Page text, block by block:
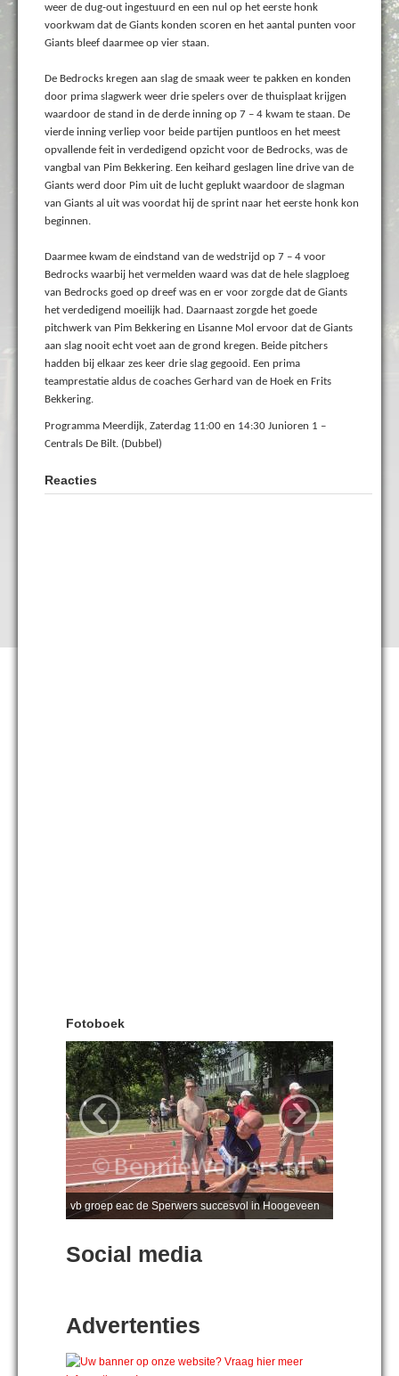
weer de dug-out ingestuurd en een nul op het eerste honk
voorkwam dat de Giants konden scoren en het aantal punten voor
Giants bleef daarmee op vier staan.
De Bedrocks kregen aan slag de smaak weer te pakken en konden
door prima slagwerk weer drie spelers over de thuisplaat krijgen
waardoor de stand in de derde inning op 7 – 4 kwam te staan. De
vierde inning verliep voor beide partijen puntloos en het meest
opvallende feit in verdedigend opzicht voor de Bedrocks, was de
vangbal van Pim Bekkering. Een keihard geslagen line drive van de
Giants werd door Pim uit de lucht geplukt waardoor de slagman
van Giants al uit was voordat hij de sprint naar het eerste honk kon
beginnen.
Daarmee kwam de eindstand van de wedstrijd op 7 – 4 voor
Bedrocks waarbij het vermelden waard was dat de hele slagploeg
van Bedrocks goed op dreef was en er voor zorgde dat de Giants
het verdedigend moeilijk had. Daarnaast zorgde het goede
pitchwerk van Pim Bekkering en Lisanne Mol ervoor dat de Giants
aan slag nooit echt voet aan de grond kregen. Beide pitchers
hadden bij elkaar zes keer drie slag gegooid. Een prima
teamprestatie aldus de coaches Gerhard van de Hoek en Frits
Bekkering.
Programma Meerdijk, Zaterdag 11:00 en 14:30 Junioren 1 –
Centrals De Bilt. (Dubbel)
Reacties
Fotoboek
vb groep eac de Sperwers succesvol in Hoogeveen
‹ ›
Social media
Advertenties